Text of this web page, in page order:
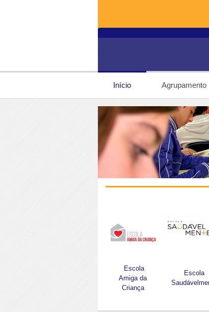
Início Agrupamento
Escola
Amiga da
Criança
Escola